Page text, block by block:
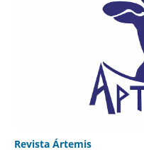
Revista Ártemis